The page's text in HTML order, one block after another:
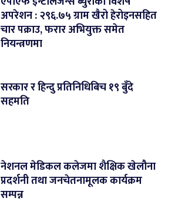
अपरेशन : २९६.७५ ग्राम खैरो हेरोइनसहित
चार पक्राउ, फरार अभियुक्त समेत
नियन्त्रणमा
सरकार र हिन्दु प्रतिनिधिबिच १९ बुँदे
सहमति
नेशनल मेडिकल कलेजमा शैक्षिक खेलौना
प्रदर्शनी तथा जनचेतनामूलक कार्यक्रम
सम्पन्न